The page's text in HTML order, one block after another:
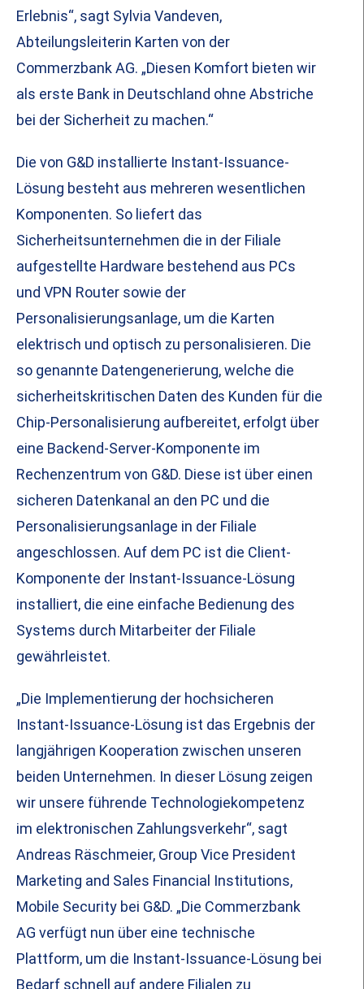
Erlebnis“, sagt Sylvia Vandeven,
Abteilungsleiterin Karten von der
Commerzbank AG. „Diesen Komfort bieten wir
als erste Bank in Deutschland ohne Abstriche
bei der Sicherheit zu machen.“
Die von G&D installierte Instant-Issuance-
Lösung besteht aus mehreren wesentlichen
Komponenten. So liefert das
Sicherheitsunternehmen die in der Filiale
aufgestellte Hardware bestehend aus PCs
und VPN Router sowie der
Personalisierungsanlage, um die Karten
elektrisch und optisch zu personalisieren. Die
so genannte Datengenerierung, welche die
sicherheitskritischen Daten des Kunden für die
Chip-Personalisierung aufbereitet, erfolgt über
eine Backend-Server-Komponente im
Rechenzentrum von G&D. Diese ist über einen
sicheren Datenkanal an den PC und die
Personalisierungsanlage in der Filiale
angeschlossen. Auf dem PC ist die Client-
Komponente der Instant-Issuance-Lösung
installiert, die eine einfache Bedienung des
Systems durch Mitarbeiter der Filiale
gewährleistet.
„Die Implementierung der hochsicheren
Instant-Issuance-Lösung ist das Ergebnis der
langjährigen Kooperation zwischen unseren
beiden Unternehmen. In dieser Lösung zeigen
wir unsere führende Technologiekompetenz
im elektronischen Zahlungsverkehr“, sagt
Andreas Räschmeier, Group Vice President
Marketing and Sales Financial Institutions,
Mobile Security bei G&D. „Die Commerzbank
AG verfügt nun über eine technische
Plattform, um die Instant-Issuance-Lösung bei
Bedarf schnell auf andere Filialen zu